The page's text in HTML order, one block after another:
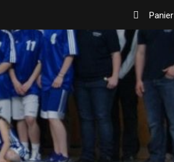
Panier